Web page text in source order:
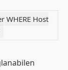
WHERE Host